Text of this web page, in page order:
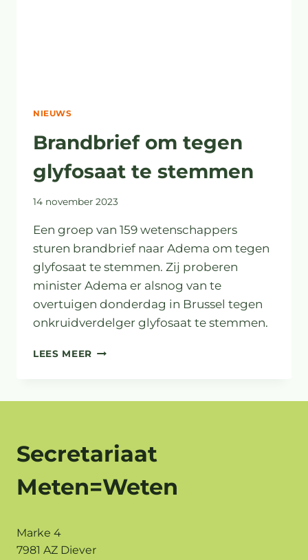
NIEUWS
Brandbrief om tegen
glyfosaat te stemmen
14 november 2023
Een groep van 159 wetenschappers
sturen brandbrief naar Adema om tegen
glyfosaat te stemmen. Zij proberen
minister Adema er alsnog van te
overtuigen donderdag in Brussel tegen
onkruidverdelger glyfosaat te stemmen.
LEES MEER BRANDBRIEF
Secretariaat
Meten=Weten
Marke 4
7981 AZ Diever